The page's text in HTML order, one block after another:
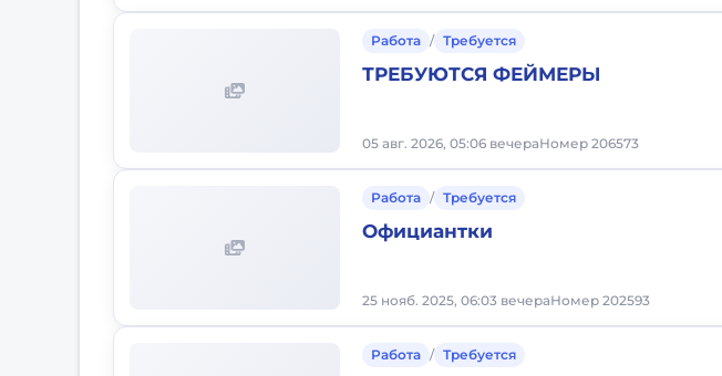
Работа / Требуется
ТРЕБУЮТСЯ ФЕЙМЕРЫ
05 авг. 2026, 05:06 вечераНомер 206573
Работа / Требуется
Официантки
25 нояб. 2025, 06:03 вечераНомер 202593
Работа / Требуется